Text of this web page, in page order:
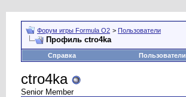
Форум игры Formula O2 > Пользователи
Профиль ctro4ka
Справка Пользователи
ctro4ka
Senior Member